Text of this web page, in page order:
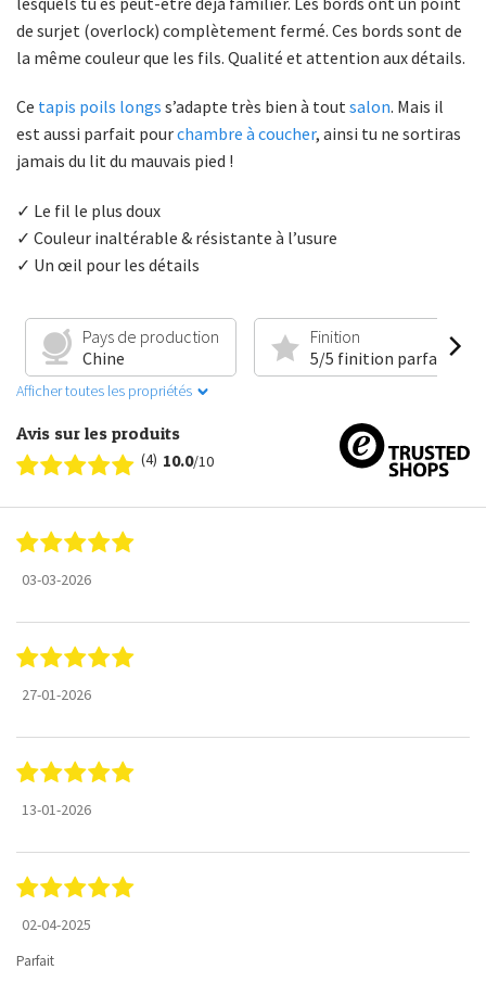
de surjet (overlock) complètement fermé. Ces bords sont de
la même couleur que les fils. Qualité et attention aux détails.
Ce tapis poils longs s’adapte très bien à toutsalon. Mais il
est aussi parfait pourchambre à coucher, ainsi tu ne sortiras
jamais du lit du mauvais pied !
✓ Le fil le plus doux
✓ Couleur inaltérable & résistante à l’usure
✓ Un œil pour les détails
Pays de production
Chine
Finition
5/5 finition parfaite
Afficher toutes les propriétés
Avis sur les produits
(4) 10.0/10
03-03-2026
27-01-2026
13-01-2026
02-04-2025
Parfait